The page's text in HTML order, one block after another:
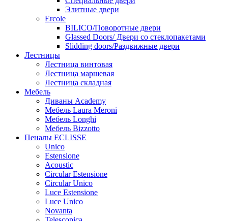
Элитные двери
Ercole
BILICO/Поворотные двери
Glassed Doors/ Двери со стеклопакетами
Slidding doors/Раздвижные двери
Лестницы
Лестница винтовая
Лестница маршевая
Лестница складная
Мебель
Диваны Academy
Мебель Laura Meroni
Мебель Longhi
Мебель Bizzotto
Пеналы ECLISSE
Unico
Estensione
Acoustic
Circular Estensione
Circular Unico
Luce Estensione
Luce Unico
Novanta